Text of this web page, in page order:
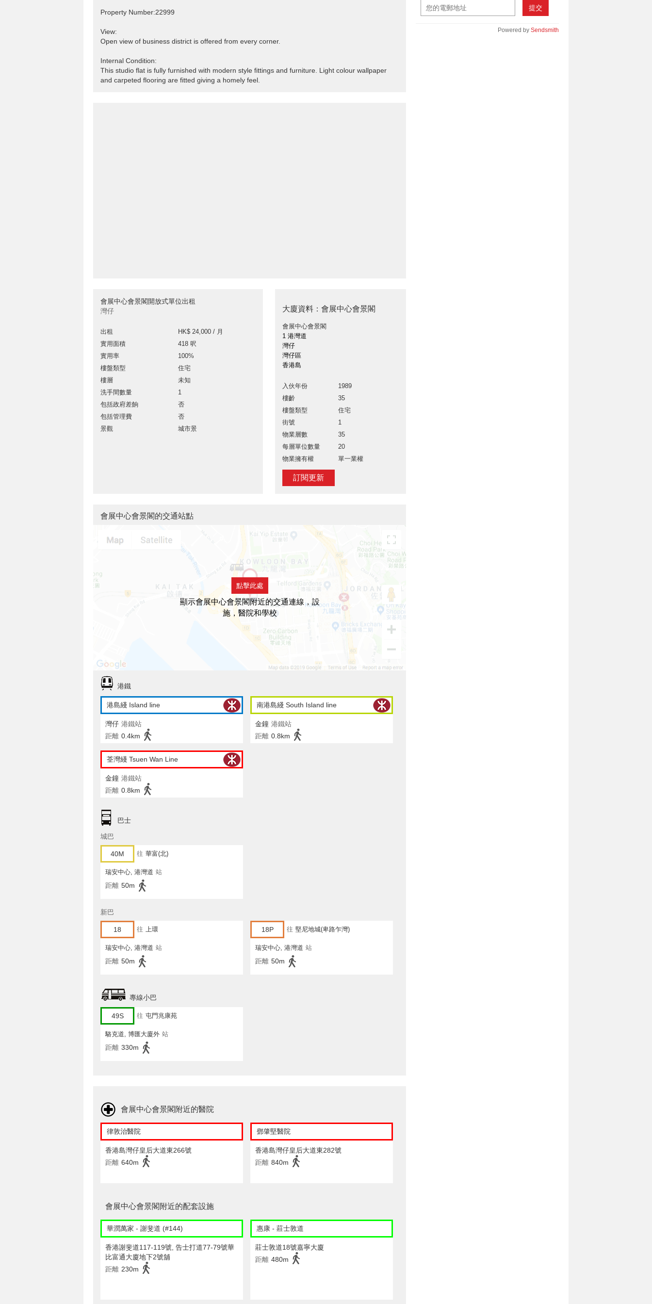
Property Number:22999
View:
Open view of business district is offered from every corner.
Internal Condition:
This studio flat is fully furnished with modern style fittings and furniture. Light colour wallpaper
and carpeted flooring are fitted giving a homely feel.
會展中心會景閣開放式單位出租
灣仔
出租
HK$ 24,000 / 月
實用面積
418 呎
實用率
100%
樓盤類型
住宅
樓層
未知
洗手間數量
1
包括政府差餉
否
包括管理費
否
景觀
城市景
大廈資料：會展中心會景閣
會展中心會景閣
1 港灣道
灣仔
灣仔區
香港島
入伙年份
1989
樓齡
35
樓盤類型
住宅
街號
1
物業層數
35
每層單位數量
20
物業擁有權
單一業權
訂閱更新
提交
Powered by Sendsmith
會展中心會景閣的交通站點
點擊此處
顯示會展中心會景閣附近的交通連線，設
施，醫院和學校
港鐵
港島綫 Island line
灣仔 港鐵站
距離 0.4km
南港島綫 South Island line
金鐘 港鐵站
距離 0.8km
荃灣綫 Tsuen Wan Line
金鐘 港鐵站
距離 0.8km
巴士
城巴
40M 往 華富(北)
瑞安中心, 港灣道 站
距離 50m
新巴
18 往 上環
瑞安中心, 港灣道 站
距離 50m
18P 往 堅尼地城(卑路乍灣)
瑞安中心, 港灣道 站
距離 50m
專線小巴
49S 往 屯門兆康苑
駱克道, 博匯大廈外 站
距離 330m
會展中心會景閣附近的醫院
律敦治醫院
香港島灣仔皇后大道東266號
距離 640m
鄧肇堅醫院
香港島灣仔皇后大道東282號
距離 840m
會展中心會景閣附近的配套設施
華潤萬家 - 謝斐道 (#144)
香港謝斐道117-119號, 告士打道77-79號華
比富通大廈地下2號舖
距離 230m
惠康 - 莊士敦道
莊士敦道18號嘉寧大廈
距離 480m